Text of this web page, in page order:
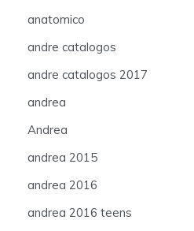
anatomico
andre catalogos
andre catalogos 2017
andrea
Andrea
andrea 2015
andrea 2016
andrea 2016 teens